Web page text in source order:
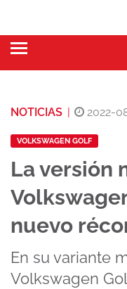
NOTICIAS | 2022-
VOLKSWAGEN GOLF
La versión
nuevo
En su variante
Volkswagen